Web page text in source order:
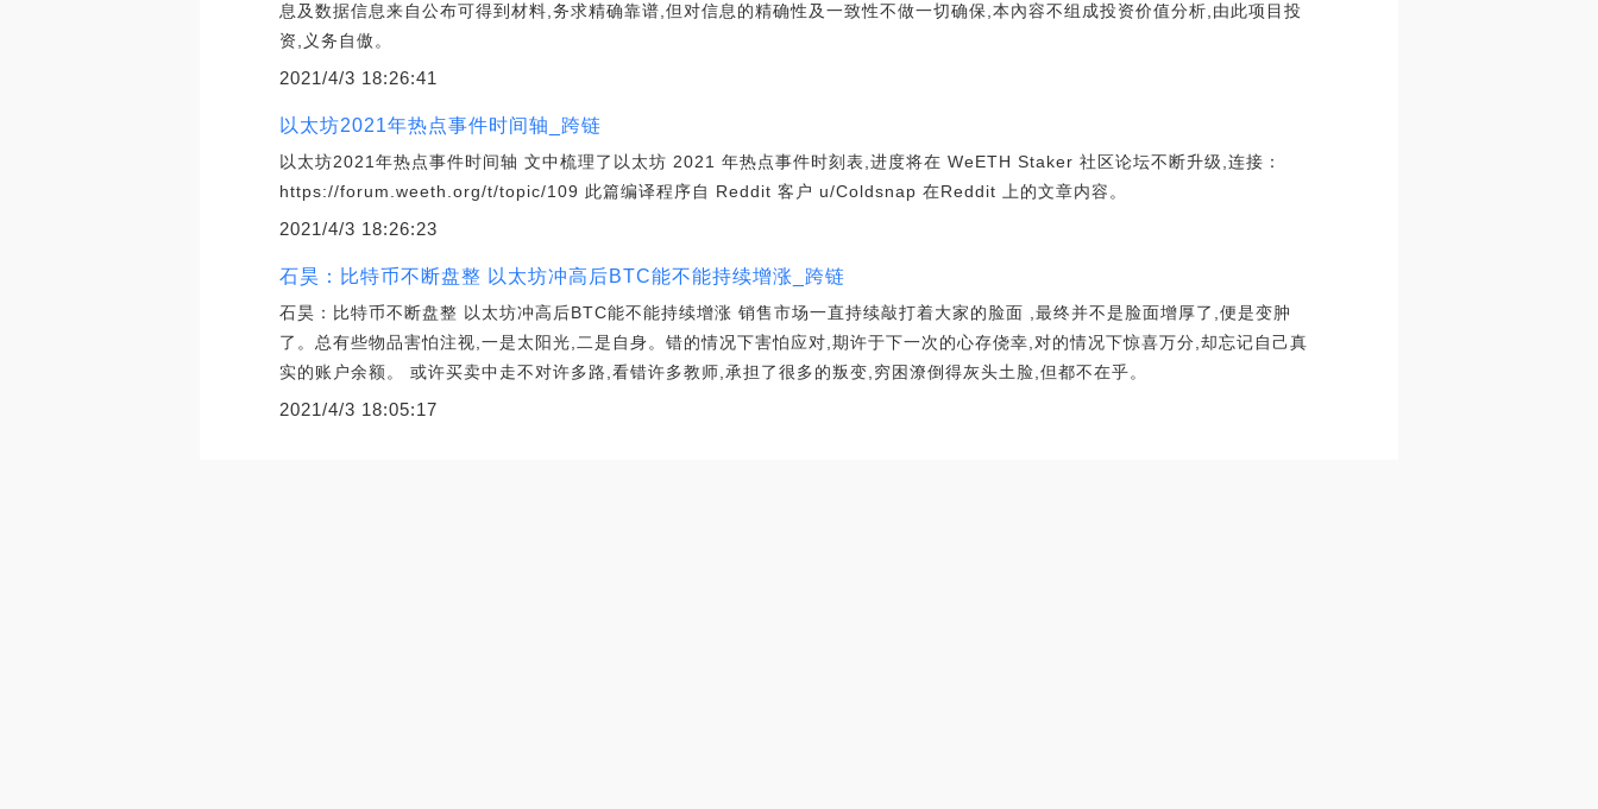
息及数据信息来自公布可得到材料,务求精确靠谱,但对信息的精确性及一致性不做一切确保,本內容不组成投资价值分析,由此项目投
资,义务自傲。
2021/4/3 18:26:41
以太坊2021年热点事件时间轴_跨链
以太坊2021年热点事件时间轴 文中梳理了以太坊 2021 年热点事件时刻表,进度将在 WeETH Staker 社区论坛不断升级,连接：
https://forum.weeth.org/t/topic/109 此篇编译程序自 Reddit 客户 u/Coldsnap 在Reddit 上的文章内容。
2021/4/3 18:26:23
石昊：比特币不断盘整 以太坊冲高后BTC能不能持续增涨_跨链
石昊：比特币不断盘整 以太坊冲高后BTC能不能持续增涨 销售市场一直持续敲打着大家的脸面 ,最终并不是脸面增厚了,便是变肿
了。总有些物品害怕注视,一是太阳光,二是自身。错的情况下害怕应对,期许于下一次的心存侥幸,对的情况下惊喜万分,却忘记自己真
实的账户余额。 或许买卖中走不对许多路,看错许多教师,承担了很多的叛变,穷困潦倒得灰头土脸,但都不在乎。
2021/4/3 18:05:17